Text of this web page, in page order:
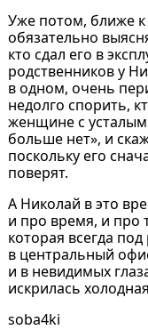
Уже потом, ближе к
обязательно
кто сдал его в
родственников у
в одном, очень
недолго спорить,
женщине с
больше нет», и
поскольку его
поверят.
А Николай в это
и про время, и про
которая всегда
в центральный
и в невидимых
искрилась
soba4ki